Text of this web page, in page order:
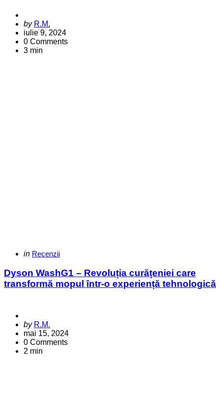
Posted
by
by R.M.
iulie 9, 2024
0 Comments
3 min
Categories
Posted
in Recenzii
Dyson WashG1 – Revoluția curățeniei care
transformă mopul într-o experiență tehnologică
Posted
by
by R.M.
mai 15, 2024
0 Comments
2 min